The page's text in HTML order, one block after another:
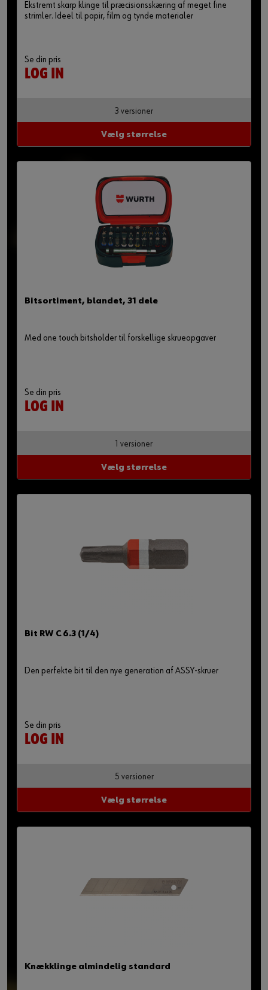
Ekstremt skarp klinge til præcisionsskæring af meget fine
strimler. Ideel til papir, film og tynde materialer
Se din pris
LOG IN
3 versioner
Vælg størrelse
Bitsortiment, blandet, 31 dele
Med one touch bitsholder til forskellige skrueopgaver
Se din pris
LOG IN
1 versioner
Vælg størrelse
Bit RW C 6.3 (1/4)
Den perfekte bit til den nye generation af ASSY-skruer
Se din pris
LOG IN
5 versioner
Vælg størrelse
Knækklinge almindelig standard